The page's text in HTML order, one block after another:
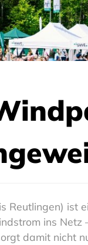
Reutlingen) ist
ins Netz
damit nicht